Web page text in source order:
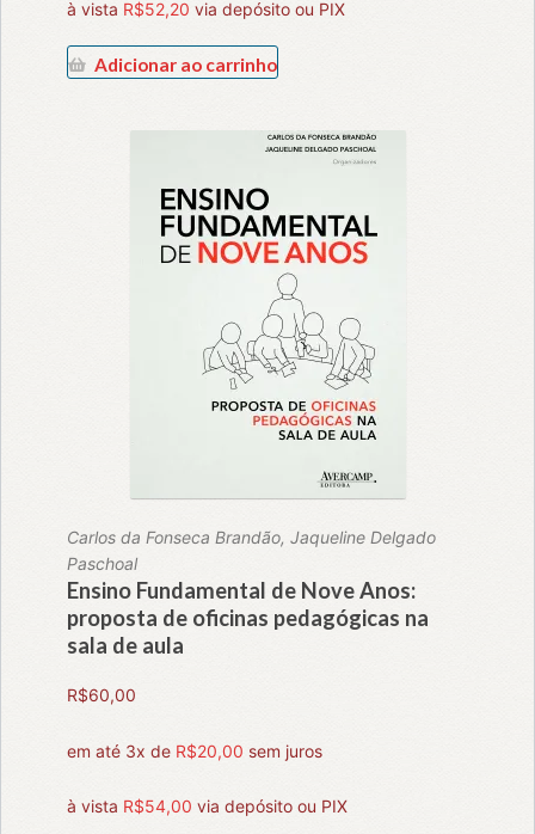
à vista R$52,20 via depósito ou PIX
Adicionar ao carrinho
Carlos da Fonseca Brandão, Jaqueline Delgado
Paschoal
Ensino Fundamental de Nove Anos:
proposta de oficinas pedagógicas na
sala de aula
R$60,00
em até 3x de R$20,00 sem juros
à vista R$54,00 via depósito ou PIX